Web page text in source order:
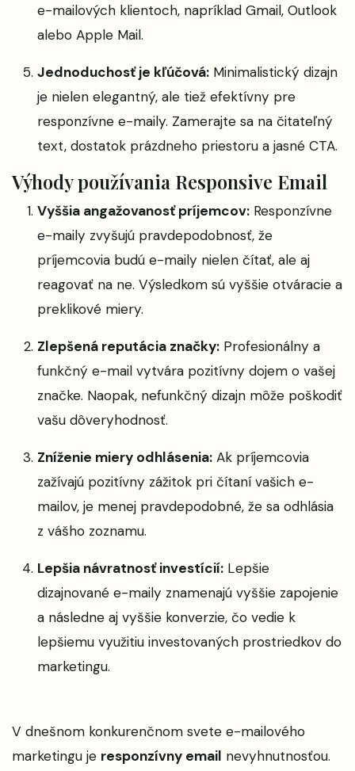
e-mailových klientoch, napríklad Gmail, Outlook
alebo Apple Mail.
Jednoduchosť je kľúčová: Minimalistický dizajn
je nielen elegantný, ale tiež efektívny pre
responzívne e-maily. Zamerajte sa na čitateľný
text, dostatok prázdneho priestoru a jasné CTA.
Výhody používania Responsive Email
Vyššia angažovanosť príjemcov: Responzívne
e-maily zvyšujú pravdepodobnosť, že
príjemcovia budú e-maily nielen čítať, ale aj
reagovať na ne. Výsledkom sú vyššie otváracie a
preklikové miery.
Zlepšená reputácia značky: Profesionálny a
funkčný e-mail vytvára pozitívny dojem o vašej
značke. Naopak, nefunkčný dizajn môže poškodiť
vašu dôveryhodnosť.
Zníženie miery odhlásenia: Ak príjemcovia
zažívajú pozitívny zážitok pri čítaní vašich e-
mailov, je menej pravdepodobné, že sa odhlásia
z vášho zoznamu.
Lepšia návratnosť investícií: Lepšie
dizajnované e-maily znamenajú vyššie zapojenie
a následne aj vyššie konverzie, čo vedie k
lepšiemu využitiu investovaných prostriedkov do
marketingu.
V dnešnom konkurenčnom svete e-mailového
marketingu je responzívny email nevyhnutnosťou.